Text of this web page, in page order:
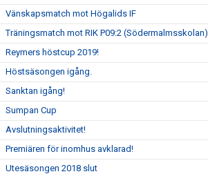
Vänskapsmatch mot Högalids IF
Träningsmatch mot RIK P09:2 (Södermalmsskolan)
Reymers höstcup 2019!
Höstsäsongen igång.
Sanktan igång!
Sumpan Cup
Avslutningsaktivitet!
Premiären för inomhus avklarad!
Utesäsongen 2018 slut